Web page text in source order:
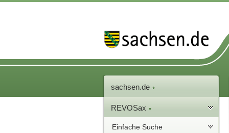
sachsen.de
REVOSax
Einfache Suche